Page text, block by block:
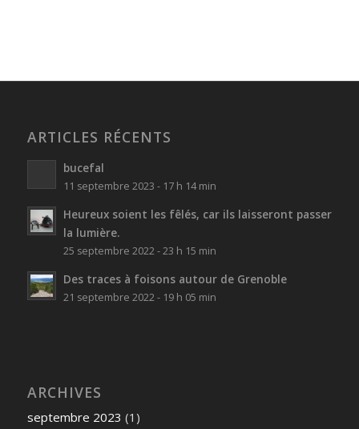
ARTICLES RÉCENTS
bucefal
11 septembre 2023 - 17 h 14 min
Heureux soient les fêlés, car ils laisseront passer
la lumière.
25 septembre 2022 - 23 h 15 min
Des traces à foisons autour de Grenoble
21 septembre 2022 - 19 h 05 min
ARCHIVES
septembre 2023 (1)